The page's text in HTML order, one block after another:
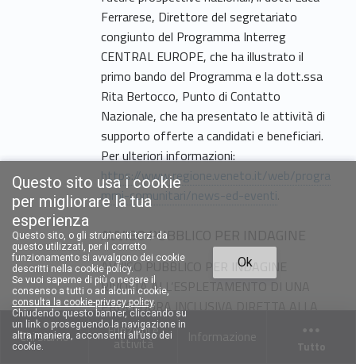
Chi siamo Funzioni e
attività Informazione
Tutto
Ferrarese, Direttore del segretariato
congiunto del Programma Interreg
CENTRAL EUROPE, che ha illustrato il
primo bando del Programma e la dott.ssa
Rita Bertocco, Punto di Contatto
Nazionale, che ha presentato le attività di
supporto offerte a candidati e beneficiari.
Per ulteriori informazioni:
https://www.regione.veneto.it/web/progra
mmi-comunitari/news-ed-eventi
AVVISO PUBBLICO PER INDAGINE
AVVISO PUBBLICO PER INDAGINE
RIVOLTA ALL’ESPLETAMENTO DI UNA
PROCEDURA INCLUSIVA DIRETTA ALLA
FORMAZIONE DI UN ELENCO DI ESPERTI
DISPONIBILI A PRESTARE ASSISTENZA
Questo sito usa i cookie
per migliorare la tua
esperienza
Questo sito, o gli strumenti terzi da
questo utilizzati, per il corretto
funzionamento si avvalgono dei cookie
descritti nella cookie policy.
Se vuoi saperne di più o negare il
consenso a tutti o ad alcuni cookie,
consulta la cookie-privacy policy.
Chiudendo questo banner, cliccando su
un link o proseguendo la navigazione in
altra maniera, acconsenti all’uso dei
cookie.
Ok